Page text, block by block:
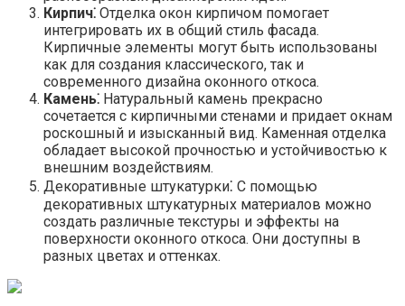
Кирпич⁚ Отделка окон кирпичом помогает
интегрировать их в общий стиль фасада.​
Кирпичные элементы могут быть использованы
как для создания классического, так и
современного дизайна оконного откоса.​
Камень⁚ Натуральный камень прекрасно
сочетается с кирпичными стенами и придает окнам
роскошный и изысканный вид. Каменная отделка
обладает высокой прочностью и устойчивостью к
внешним воздействиям.​
Декоративные штукатурки⁚ С помощью
декоративных штукатурных материалов можно
создать различные текстуры и эффекты на
поверхности оконного откоса. Они доступны в
разных цветах и оттенках.​